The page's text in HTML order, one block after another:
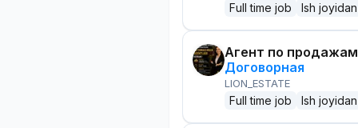
Full time job Ish joyidan
Агент по продажам
Договорная
LION_ESTATE
Full time job Ish joyidan